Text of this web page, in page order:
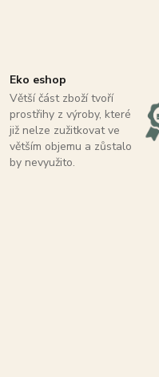
Eko eshop
Větší část zboží tvoří
prostřihy z výroby, které
již nelze zužitkovat ve
větším objemu a zůstalo
by nevyužito.